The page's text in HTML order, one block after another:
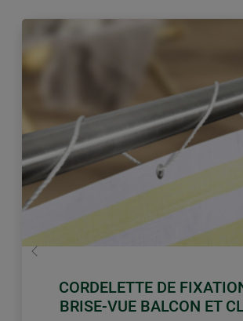
CORDELETTE DE
BRISE-VUE BALCON ET
retour